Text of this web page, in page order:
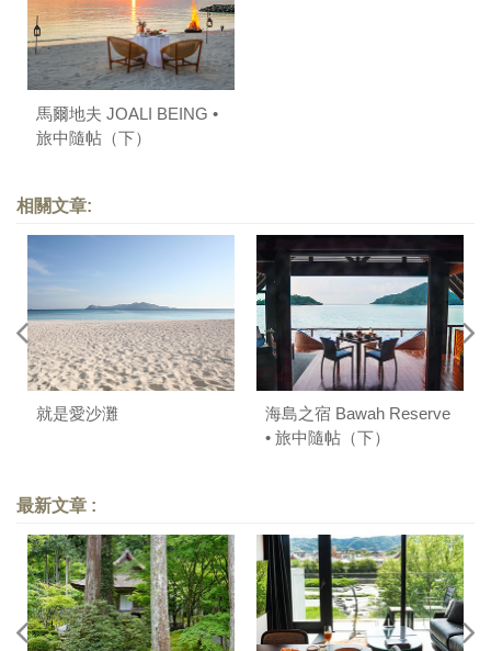
馬爾地夫 JOALI BEING •
旅中隨帖（下）
相關文章:
就是愛沙灘
海島之宿 Bawah Reserve
• 旅中隨帖（下）
最新文章 :